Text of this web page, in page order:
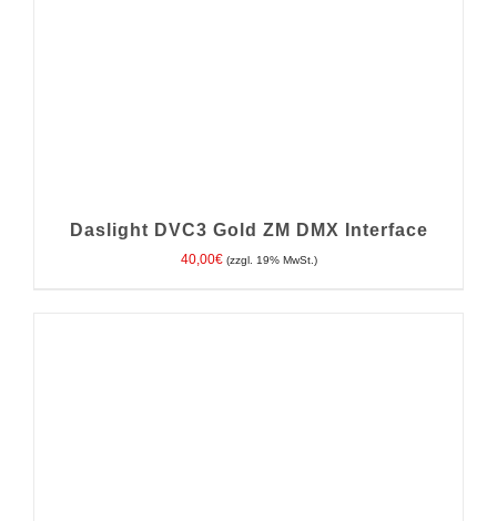
Daslight DVC3 Gold ZM DMX Interface
40,00€ (zzgl. 19% MwSt.)